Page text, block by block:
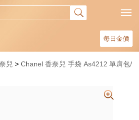
每日金價
兒
Chanel 香奈兒 手袋 As4212 單肩包/